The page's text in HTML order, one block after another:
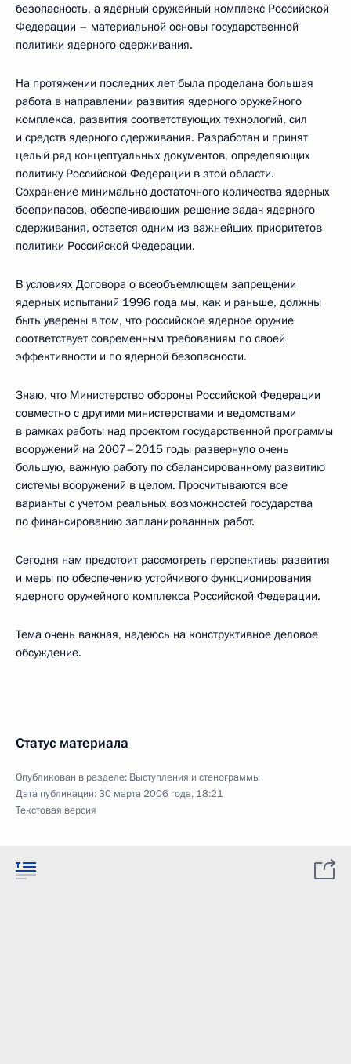
безопасность, а ядерный оружейный комплекс Российской
Федерации – материальной основы государственной
политики ядерного сдерживания.
На протяжении последних лет была проделана большая
работа в направлении развития ядерного оружейного
комплекса, развития соответствующих технологий, сил
и средств ядерного сдерживания. Разработан и принят
целый ряд концептуальных документов, определяющих
политику Российской Федерации в этой области.
Сохранение минимально достаточного количества ядерных
боеприпасов, обеспечивающих решение задач ядерного
сдерживания, остается одним из важнейших приоритетов
политики Российской Федерации.
В условиях Договора о всеобъемлющем запрещении
ядерных испытаний 1996 года мы, как и раньше, должны
быть уверены в том, что российское ядерное оружие
соответствует современным требованиям по своей
эффективности и по ядерной безопасности.
Знаю, что Министерство обороны Российской Федерации
совместно с другими министерствами и ведомствами
в рамках работы над проектом государственной программы
вооружений на 2007–2015 годы развернуло очень
большую, важную работу по сбалансированному развитию
системы вооружений в целом. Просчитываются все
варианты с учетом реальных возможностей государства
по финансированию запланированных работ.
Сегодня нам предстоит рассмотреть перспективы развития
и меры по обеспечению устойчивого функционирования
ядерного оружейного комплекса Российской Федерации.
Тема очень важная, надеюсь на конструктивное деловое
обсуждение.
Статус материала
Опубликован в разделе: Выступления и стенограммы
Дата публикации:30 марта 2006 года, 18:21
Текстовая версия